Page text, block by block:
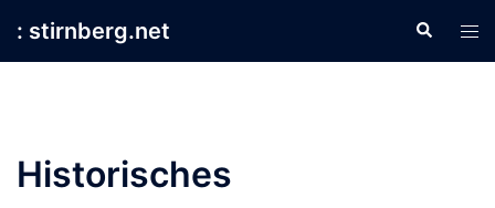
Inhalt
: stirnberg.net Suche
Historisches